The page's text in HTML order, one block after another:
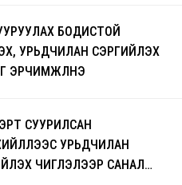
БОДИСТОЙ
УРЬДЧИЛАН СЭРГИЙЛЭХ
ЭРЧИМЖҮҮЛНЭ
СУУРИЛСАН
УРЬДЧИЛАН
ЧИГЛЭЛЭЭР САНАЛ